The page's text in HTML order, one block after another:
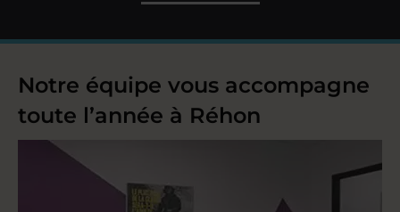
Notre équipe vous accompagne
toute l’année à Réhon